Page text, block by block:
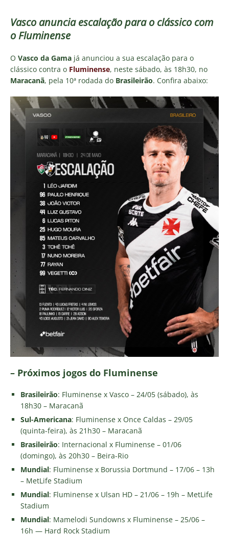
Vasco anuncia escalação para o clássico com
o Fluminense
O Vasco da Gama já anunciou a sua escalação para o
clássico contra o Fluminense, neste sábado, às 18h30, no
Maracanã, pela 10ª rodada do Brasileirão. Confira abaixo:
– Próximos jogos do Fluminense
Brasileirão: Fluminense x Vasco – 24/05 (sábado), às
18h30 – Maracanã
Sul-Americana: Fluminense x Once Caldas – 29/05
(quinta-feira), às 21h30 – Maracanã
Brasileirão: Internacional x Fluminense – 01/06
(domingo), às 20h30 – Beira-Rio
Mundial: Fluminense x Borussia Dortmund – 17/06 – 13h
– MetLife Stadium
Mundial: Fluminense x Ulsan HD – 21/06 – 19h – MetLife
Stadium
Mundial: Mamelodi Sundowns x Fluminense – 25/06 –
16h — Hard Rock Stadium